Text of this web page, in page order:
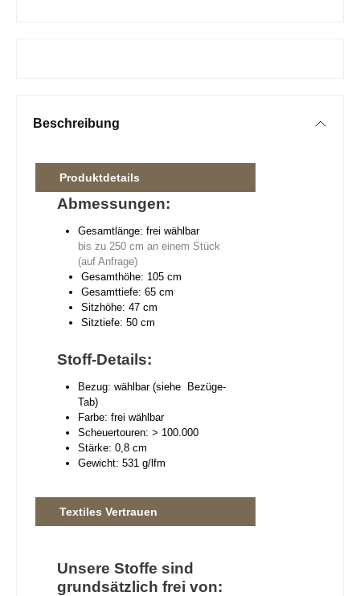
Beschreibung
Produktdetails
Abmessungen:
Gesamtlänge: frei wählbar
bis zu 250 cm an einem Stück
(auf Anfrage)
Gesamthöhe: 105 cm
Gesamttiefe: 65 cm
Sitzhöhe: 47 cm
Sitztiefe: 50 cm
Stoff-Details:
Bezug: wählbar (siehe Bezüge-
Tab)
Farbe: frei wählbar
Scheuertouren: > 100.000
Stärke: 0,8 cm
Gewicht: 531 g/lfm
Textiles Vertrauen
Unsere Stoffe sind
grundsätzlich frei von: